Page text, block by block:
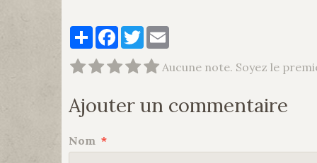
PartagerFacebook
Twitter
Aucune note. Soyez le
Ajouter un commentaire
Nom